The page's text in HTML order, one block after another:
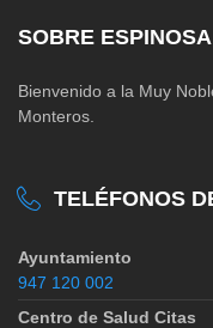
SOBRE
Bienvenido a la Muy
Monteros.
TELÉFONOS
Ayuntamiento
947 120 002
Centro de Salud Citas